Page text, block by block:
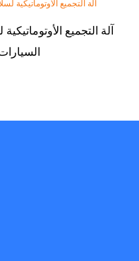
آلة التجميع